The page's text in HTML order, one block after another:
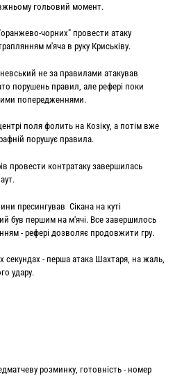
гольовий момент.
чорних" провести атаку
м'яча в руку Криськіву.
не за правилами атакував
порушень правил, але рефері поки
попередженнями.
поля фолить на Козіку, а потім вже
порушує правила.
провести контратаку завершилась
пресингував Сікана на куті
був першим на м'ячі. Все завершилось
- рефері дозволяє продовжити гру.
секундах - перша атака Шахтаря, на жаль,
удару.
розминку, готовність - номер